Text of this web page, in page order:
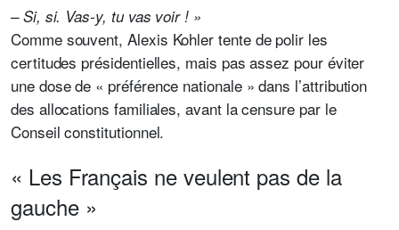
– Si, si. Vas-y, tu vas voir ! »
Comme souvent, Alexis Kohler tente de polir les
certitudes présidentielles, mais pas assez pour éviter
une dose de « préférence nationale » dans l’attribution
des allocations familiales, avant la censure par le
Conseil constitutionnel.
« Les Français ne veulent pas de la
gauche »